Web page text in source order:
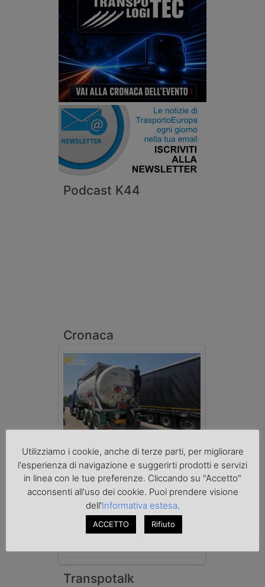
Podcast K44
Cronaca
sequestrata a Padova
Le Fiamme Gialle del Comando Provinciale
di Padova hanno sottoposto a sequestro
preventivo 33mila litri di benzina di
contrabbando, dichiarata come solvente
nei documenti di trasporto, e
l'autoarticolato utilizzato. Denunciato per
contrabbando di prodotti petroliferi il
conducente ungherese del mezzo, fermato
Transpotalk
Utilizziamo i cookie, anche di terze parti, per migliorare
l'esperienza di navigazione e suggerirti prodotti e servizi
in linea con le tue preferenze. Cliccando su "Accetto"
acconsenti all'uso dei cookie. Puoi prendere visione
dell'Informativa estesa.
ACCETTO Rifiuto